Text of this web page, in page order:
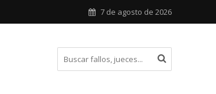
7 de agosto de 2026